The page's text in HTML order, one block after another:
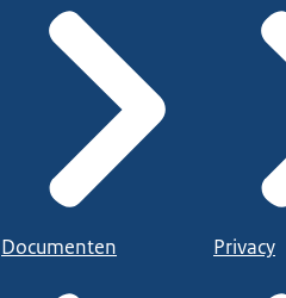
Documenten Privacy